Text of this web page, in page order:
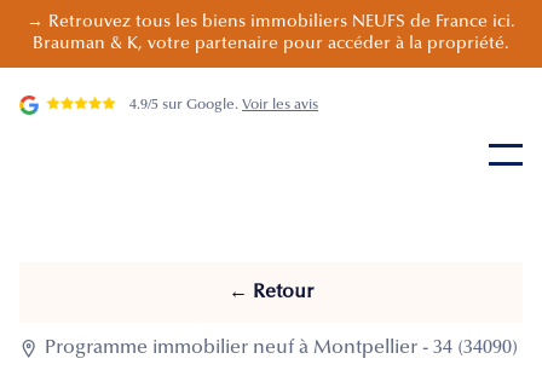
→ Retrouvez tous les biens immobiliers NEUFS de France ici.
Brauman & K, votre partenaire pour accéder à la propriété.
4.9/5 sur Google. Voir les avis
← Retour
 Programme immobilier neuf à Montpellier - 34 (34090)